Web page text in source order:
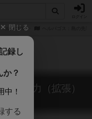
ヘルパゴス
めし力（拡張）
Alone
閉じる
録し
か？
中！
する